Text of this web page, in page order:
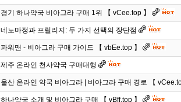
경기 하나약국 비아그라 구매 1위 【 vCee.top 】
네노마정과 프릴리지: 두 가지 선택의 장단점
파워맨 - 비아그라 구매 가이드 【 vbEe.top 】
제주 온라인 천사약국 구매대행
울산 온라인 약국 비아그라 | 비아그라 구매 경로 【
하나약국 소개 및 비아그라 구매 【 vBff.top 】